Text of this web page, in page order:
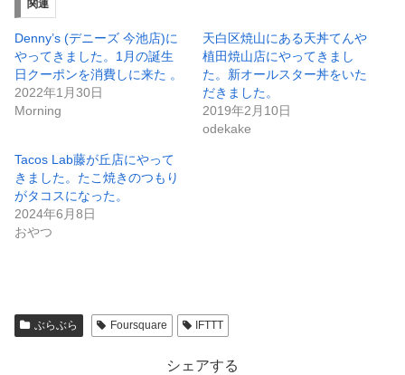
関連
Denny’s (デニーズ 今池店)に
やってきました。1月の誕生
日クーポンを消費しに来た 。
2022年1月30日
Morning
天白区焼山にある天丼てんや
植田焼山店にやってきまし
た。新オールスター丼をいた
だきました。
2019年2月10日
odekake
Tacos Lab藤が丘店にやって
きました。たこ焼きのつもり
がタコスになった。
2024年6月8日
おやつ
ぶらぶら Foursquare IFTTT
シェアする